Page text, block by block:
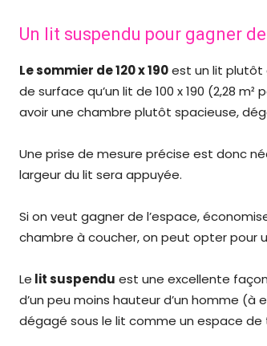
Un lit suspendu pour gagner de
Le sommier de 120 x 190est un lit plutôt
de surface qu’un lit de 100 x 190 (2,28 m²
avoir une chambre plutôt spacieuse,
Une prise de mesure précise est donc
largeur du lit sera appuyée.
Si on veut gagner de l’espace,
chambre à coucher, on peut opter pour
Le lit suspendu est une excellente
d’un peu moins hauteur d’un homme (à
dégagé sous le lit comme un espace